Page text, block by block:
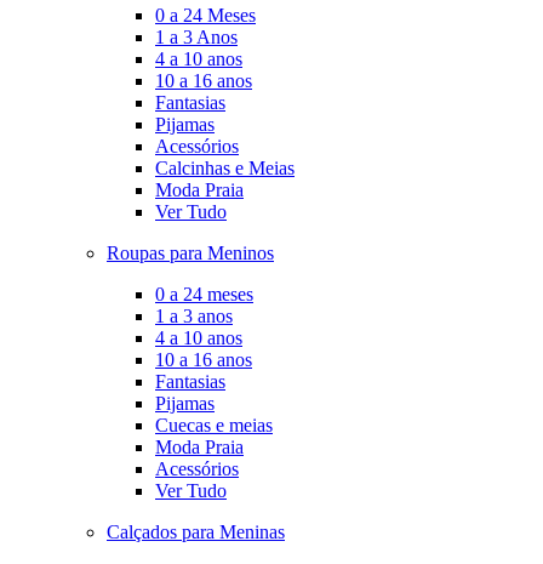
0 a 24 Meses
1 a 3 Anos
4 a 10 anos
10 a 16 anos
Fantasias
Pijamas
Acessórios
Calcinhas e Meias
Moda Praia
Ver Tudo
Roupas para Meninos
0 a 24 meses
1 a 3 anos
4 a 10 anos
10 a 16 anos
Fantasias
Pijamas
Cuecas e meias
Moda Praia
Acessórios
Ver Tudo
Calçados para Meninas